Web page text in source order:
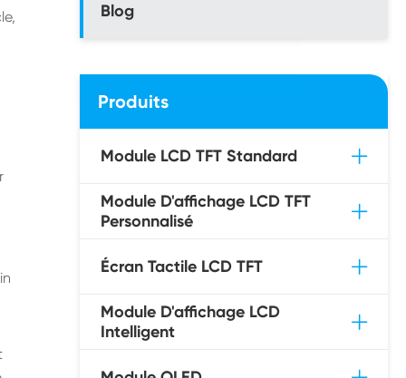
Blog
Produits
Module LCD TFT Standard
Module D'affichage LCD TFT
Personnalisé
Écran Tactile LCD TFT
Module D'affichage LCD
Intelligent